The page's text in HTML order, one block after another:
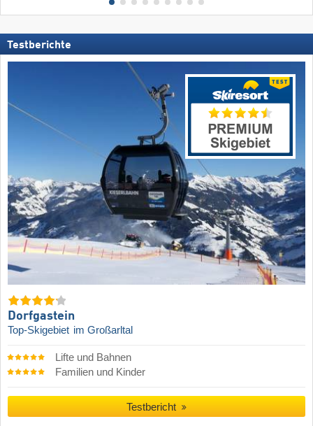
Testberichte
Dorfgastein
Top-Skigebiet im Großarltal
Lifte und Bahnen
Familien und Kinder
Testbericht